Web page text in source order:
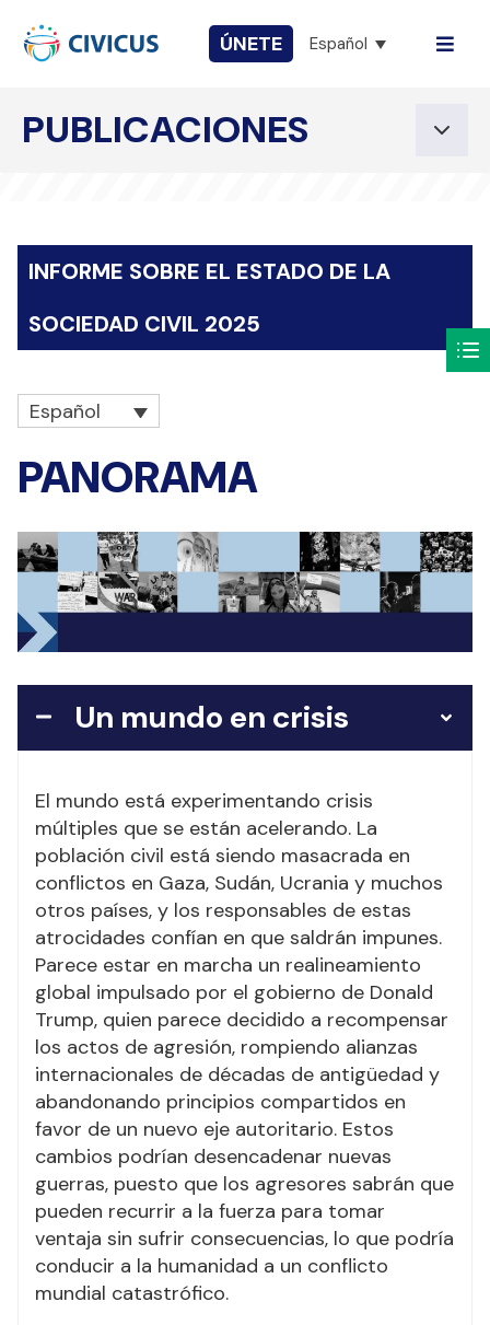
ÚNETE Español
PUBLICACIONES
INFORME SOBRE EL ESTADO DE LA
SOCIEDAD CIVIL 2025
Español
PANORAMA
Un mundo en crisis
El mundo está experimentando crisis
múltiples que se están acelerando. La
población civil está siendo masacrada en
conflictos en Gaza, Sudán, Ucrania y muchos
otros países, y los responsables de estas
atrocidades confían en que saldrán impunes.
Parece estar en marcha un realineamiento
global impulsado por el gobierno de Donald
Trump, quien parece decidido a recompensar
los actos de agresión, rompiendo alianzas
internacionales de décadas de antigüedad y
abandonando principios compartidos en
favor de un nuevo eje autoritario. Estos
cambios podrían desencadenar nuevas
guerras, puesto que los agresores sabrán que
pueden recurrir a la fuerza para tomar
ventaja sin sufrir consecuencias, lo que podría
conducir a la humanidad a un conflicto
mundial catastrófico.